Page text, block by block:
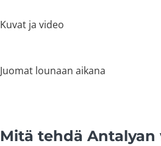
Kuvat ja video
Juomat lounaan aikana
Mitä tehdä Antalyan